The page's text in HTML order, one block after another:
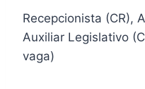
Recepcionista (CR),
Auxiliar Legislativo
vaga)